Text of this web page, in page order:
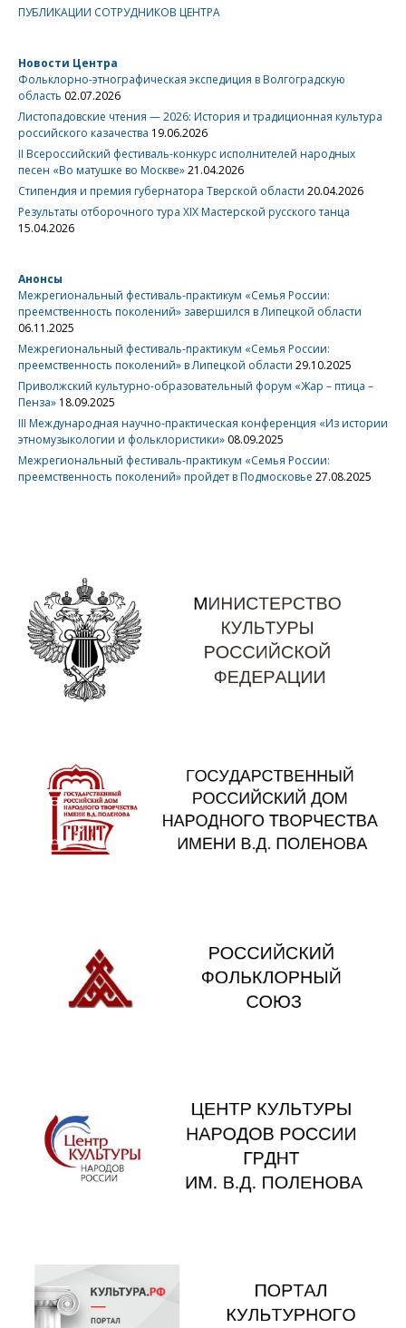
ПУБЛИКАЦИИ СОТРУДНИКОВ ЦЕНТРА
Новости Центра
Фольклорно-этнографическая экспедиция в Волгоградскую
область 02.07.2026
Листопадовские чтения — 2026: История и традиционная культура
российского казачества 19.06.2026
II Всероссийский фестиваль-конкурс исполнителей народных
песен «Во матушке во Москве»21.04.2026
Стипендия и премия губернатора Тверской области 20.04.2026
Результаты отборочного тура XIX Мастерской русского танца
15.04.2026
Анонсы
Межрегиональный фестиваль-практикум «Семья России:
преемственность поколений» завершился в Липецкой области
06.11.2025
Межрегиональный фестиваль-практикум «Семья России:
преемственность поколений» в Липецкой области 29.10.2025
Приволжский культурно-образовательный форум «Жар – птица –
Пенза» 18.09.2025
III Международная научно-практическая конференция «Из истории
этномузыкологии и фольклористики» 08.09.2025
Межрегиональный фестиваль-практикум «Семья России:
преемственность поколений» пройдет в Подмосковье 27.08.2025